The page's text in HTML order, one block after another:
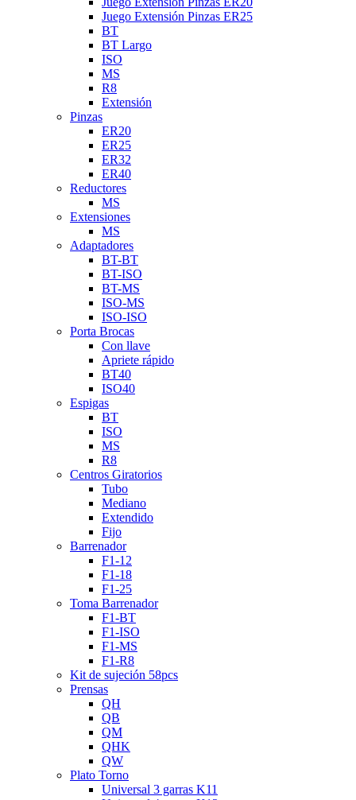
Juego Extensión Pinzas ER25
BT
BT Largo
ISO
MS
R8
Extensión
Pinzas
ER20
ER25
ER32
ER40
Reductores
MS
Extensiones
MS
Adaptadores
BT-BT
BT-ISO
BT-MS
ISO-MS
ISO-ISO
Porta Brocas
Con llave
Apriete rápido
BT40
ISO40
Espigas
BT
ISO
MS
R8
Centros Giratorios
Tubo
Mediano
Extendido
Fijo
Barrenador
F1-12
F1-18
F1-25
Toma Barrenador
F1-BT
F1-ISO
F1-MS
F1-R8
Kit de sujeción 58pcs
Prensas
QH
QB
QM
QHK
QW
Plato Torno
Universal 3 garras K11